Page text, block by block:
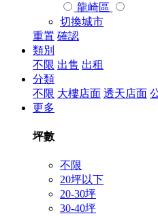
龍崎區
切換城市
重置 確認
類別
不限 出售 出租
分類
不限 大樓店面 透天店面
更多
坪數
不限
20坪以下
20-30坪
30-40坪